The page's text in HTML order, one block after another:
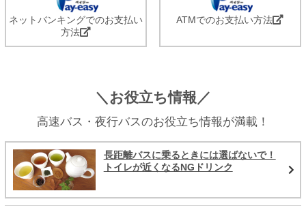
ネットバンキングでのお支払い
方法
ATMでのお支払い方法
＼お役立ち情報／
高速バス・夜行バスのお役立ち情報が満載！
長距離バスに乗るときには選ばないで！
トイレが近くなるNGドリンク